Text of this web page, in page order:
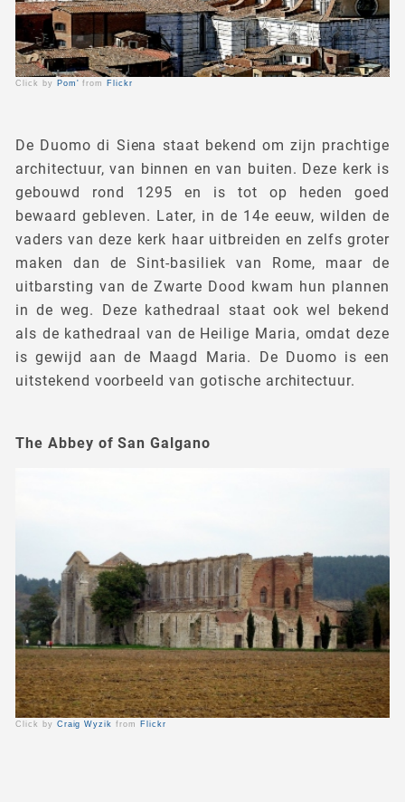
Click by Pom' from Flickr
De Duomo di Siena staat bekend om zijn prachtige
architectuur, van binnen en van buiten. Deze kerk is
gebouwd rond 1295 en is tot op heden goed
bewaard gebleven. Later, in de 14e eeuw, wilden de
vaders van deze kerk haar uitbreiden en zelfs groter
maken dan de Sint-basiliek van Rome, maar de
uitbarsting van de Zwarte Dood kwam hun plannen
in de weg. Deze kathedraal staat ook wel bekend
als de kathedraal van de Heilige Maria, omdat deze
is gewijd aan de Maagd Maria. De Duomo is een
uitstekend voorbeeld van gotische architectuur.
Click by Craig Wyzik from Flickr
The Abbey of San Galgano